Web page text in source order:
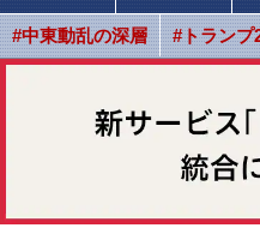
#中東動乱の深層 #トランプ